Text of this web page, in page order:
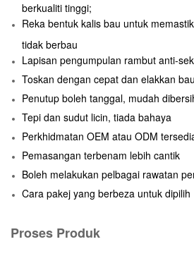
berkualiti tinggi;
Reka bentuk kalis bau untuk
tidak berbau
Lapisan pengumpulan rambut anti-
Toskan dengan cepat dan elakkan bau
Penutup boleh tanggal, mudah
Tepi dan sudut licin, tiada bahaya
Perkhidmatan OEM atau ODM
Pemasangan terbenam lebih cantik
Boleh melakukan pelbagai rawatan
Cara pakej yang berbeza untuk dipilih
Proses Produk